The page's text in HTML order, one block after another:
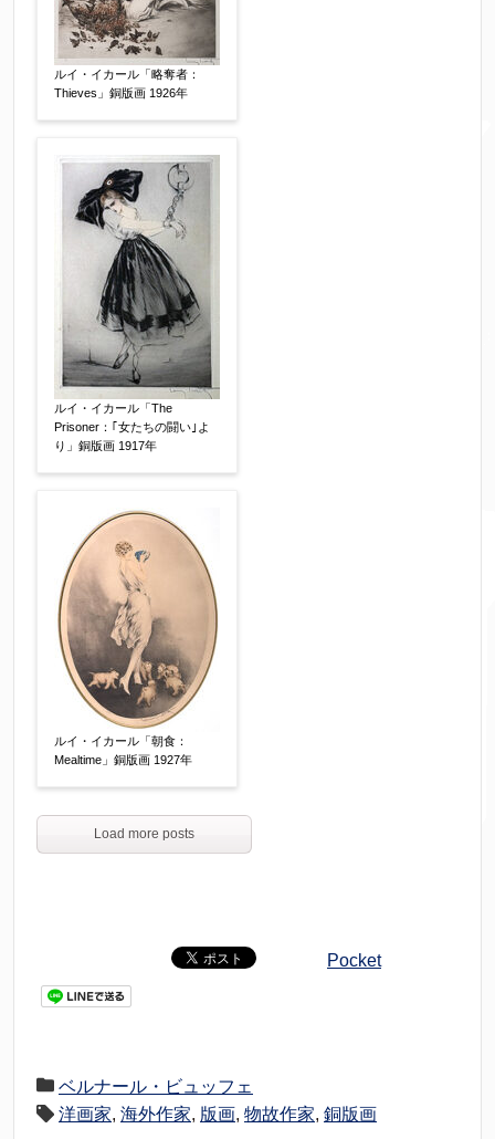
ルイ・イカール「略奪者：
Thieves」銅版画 1926年
ルイ・イカール「The
Prisoner：｢女たちの闘い｣よ
り」銅版画 1917年
ルイ・イカール「朝食：
Mealtime」銅版画 1927年
Load more posts
Pocket
ベルナール・ビュッフェ
洋画家, 海外作家, 版画, 物故作家, 銅版画